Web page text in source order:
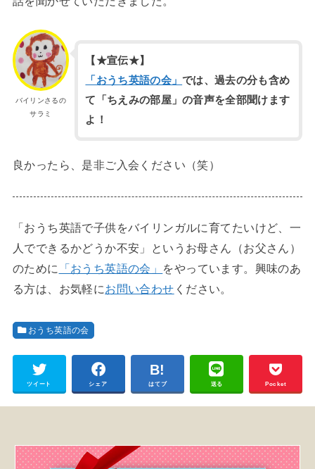
バイリンさるの
サラミ
【★宣伝★】
「おうち英語の会」では、過去の分も含め
て「ちえみの部屋」の音声を全部聞けます
よ！
良かったら、是非ご入会ください（笑）
「おうち英語で子供をバイリンガルに育てたいけど、一
人でできるかどうか不安」というお母さん（お父さん）
のために
「おうち英語の会」 をやっています。興味のあ
る方は、お気軽にお問い合わせ ください。
おうち英語の会
ツイート シェア はてブ 送る Pocket